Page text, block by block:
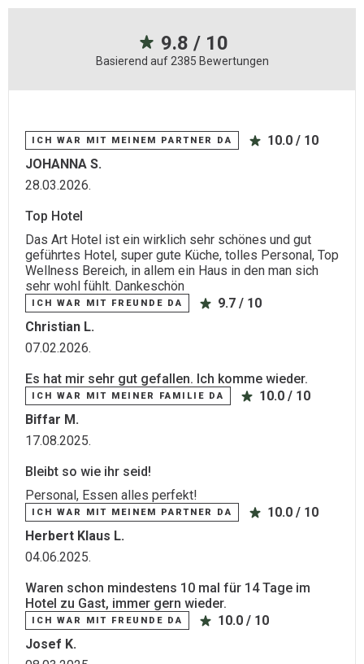
9.8 / 10
Basierend auf 2385 Bewertungen
ICH WAR MIT MEINEM PARTNER DA
10.0 / 10
JOHANNA S.
28.03.2026.
Top Hotel
Das Art Hotel ist ein wirklich sehr schönes und gut
geführtes Hotel, super gute Küche, tolles Personal, Top
Wellness Bereich, in allem ein Haus in den man sich
sehr wohl fühlt. Dankeschön
ICH WAR MIT FREUNDE DA
9.7 / 10
Christian L.
07.02.2026.
Es hat mir sehr gut gefallen. Ich komme wieder.
ICH WAR MIT MEINER FAMILIE DA
10.0 / 10
Biffar M.
17.08.2025.
Bleibt so wie ihr seid!
Personal, Essen alles perfekt!
ICH WAR MIT MEINEM PARTNER DA
10.0 / 10
Herbert Klaus L.
04.06.2025.
Waren schon mindestens 10 mal für 14 Tage im
Hotel zu Gast, immer gern wieder.
ICH WAR MIT FREUNDE DA
10.0 / 10
Josef K.